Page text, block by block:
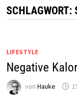
SCHLAGWORT:
LIFESTYLE
Negative
von Hauke